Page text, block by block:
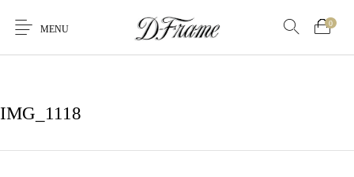
MENU
0
IMG_1118